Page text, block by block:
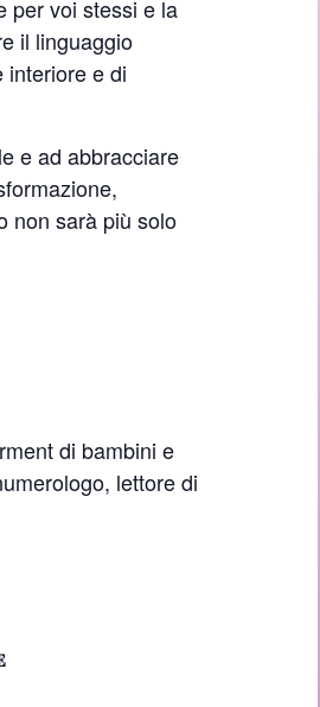
per voi stessi e la
il linguaggio
interiore e di
e ad abbracciare
non sarà più solo
di bambini e
lettore di